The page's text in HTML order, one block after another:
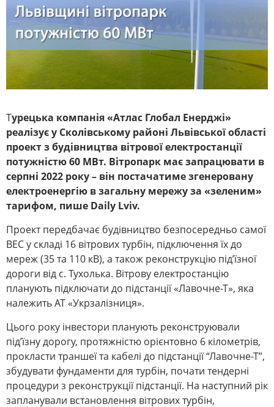
Турецька компанія «Атлас Глобал Енерджі»
реалізує у Сколівському районі Львівської області
проект з будівництва вітрової електростанції
потужністю 60 МВт. Вітропарк має запрацювати в
серпні 2022 року – він постачатиме згенеровану
електроенергію в загальну мережу за «зеленим»
тарифом, пише Daily Lviv.
Проект передбачає будівництво безпосередньо самої
ВЕС у складі 16 вітрових турбін, підключення їх до
мереж (35 та 110 кВ), а також реконструкцію під’їзної
дороги від с. Тухолька. Вітрову електростанцію
планують підключати до підстанції «Лавочне-Т», яка
належить АТ «Укрзалізниця».
Цього року інвестори планують реконструювали
під’їзну дорогу, протяжністю орієнтовно 6 кілометрів,
прокласти траншеї та кабелі до підстанції “Лавочне-Т”,
збудувати фундаменти для турбін, почати тендерні
процедури з реконструкції підстанції. На наступний рік
запланували встановлення вітрових турбін,